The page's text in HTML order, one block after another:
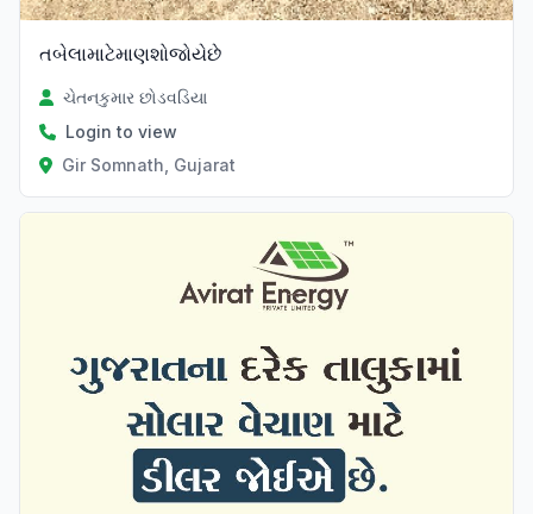
તબેલામાટેમાણશોજોયેછે
ચેતનકુમાર છોડવડિયા
Login to view
Gir Somnath, Gujarat